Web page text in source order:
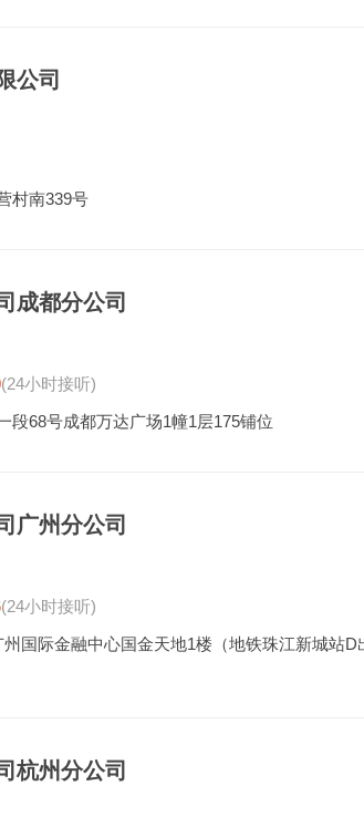
公司
村南339号
成都分公司
(24小时接听)
段68号成都万达广场1幢1层175铺位
广州分公司
(24小时接听)
国际金融中心国金天地1楼（地铁珠江新城站D
杭州分公司